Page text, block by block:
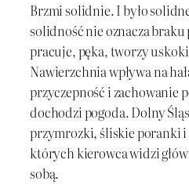
Brzmi solidnie. I było
solidność nie oznacza
pracuje, pęka, tworzy
Nawierzchnia wpływa na
przyczepność i zachowanie
dochodzi pogoda. Dolny
przymrozki, śliskie poranki
których kierowca widzi
sobą.